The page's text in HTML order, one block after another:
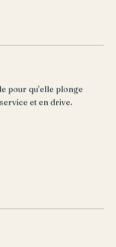
pour qu'elle plonge
et en drive.